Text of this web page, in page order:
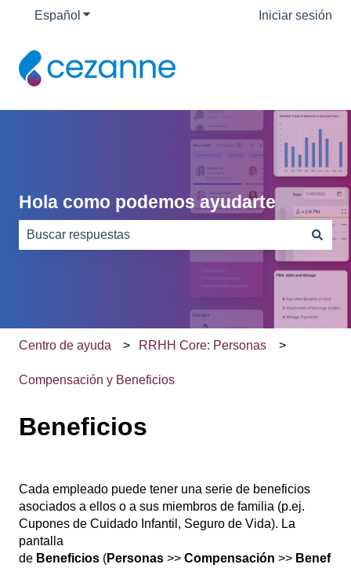
Español Traducciones de Mostrar submenú deIniciar sesión
Hola como podemos ayudarte
No hay sugerencias porque el campo de búsqueda
Centro de ayuda RRHH Core: Personas
Compensación y Beneficios
Beneficios
Cada empleado puede tener una serie de beneficios
asociados a ellos o a sus miembros de familia (p.ej.
Cupones de Cuidado Infantil, Seguro de Vida). La
pantalla
de Beneficios (Personas >> Compensación >> Benef